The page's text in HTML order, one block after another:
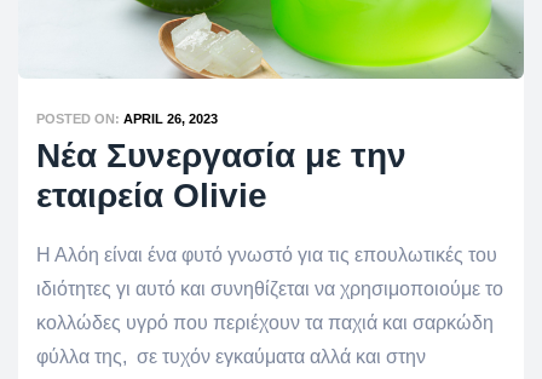
POSTED ON: APRIL 26, 2023
Νέα Συνεργασία με την
εταιρεία Olivie
Η Αλόη είναι ένα φυτό γνωστό για τις επουλωτικές του
ιδιότητες γι αυτό και συνηθίζεται να χρησιμοποιούμε το
κολλώδες υγρό που περιέχουν τα παχιά και σαρκώδη
φύλλα της, σε τυχόν εγκαύματα αλλά και στην